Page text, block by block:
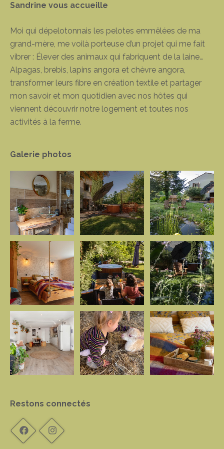
Sandrine vous accueille
Moi qui dépelotonnais les pelotes emmêlées de ma
grand-mère, me voilà porteuse d’un projet qui me fait
vibrer : Élever des animaux qui fabriquent de la laine…
Alpagas, brebis, lapins angora et chèvre angora,
transformer leurs fibre en création textile et partager
mon savoir et mon quotidien avec nos hôtes qui
viennent découvrir notre logement et toutes nos
activités à la ferme.
Galerie photos
Restons connectés